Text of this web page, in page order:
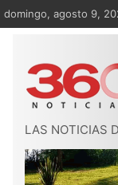
Saltar
al
domingo, agosto 9,
LAS NOTICIAS